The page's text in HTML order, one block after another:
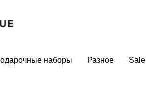
наборы Разное Sale